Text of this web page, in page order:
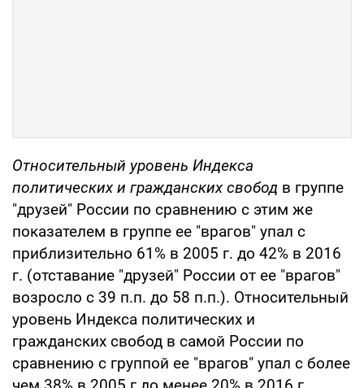
Относительный уровень Индекса
политических и гражданских свобод в группе
"друзей" России по сравнению с этим же
показателем в группе ее "врагов" упал с
приблизительно 61% в 2005 г. до 42% в 2016
г. (отставание "друзей" России от ее "врагов"
возросло с 39 п.п. до 58 п.п.). Относительный
уровень Индекса политических и
гражданских свобод в самой России по
сравнению с группой ее "врагов" упал с более